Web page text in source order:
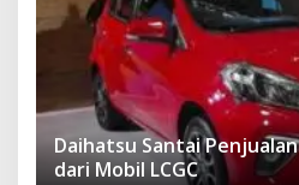
Daihatsu Santai
dari Mobil LCGC